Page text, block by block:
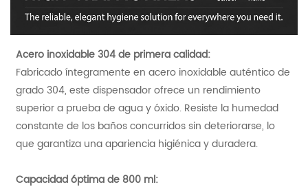
Acero inoxidable 304 de primera calidad:
Fabricado íntegramente en acero inoxidable auténtico de
grado 304, este dispensador ofrece un rendimiento
superior a prueba de agua y óxido. Resiste la humedad
constante de los baños concurridos sin deteriorarse, lo
que garantiza una apariencia higiénica y duradera.
Capacidad óptima de 800 ml: